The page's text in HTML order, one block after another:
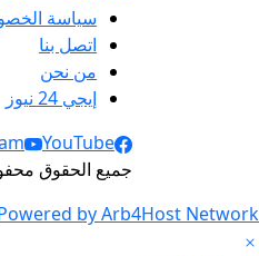
سياسة
اتصل بنا
من نحن
إيجي 24 نيوز
Social Links
YouTube
جميع الحقوق
by Arb4Host Network